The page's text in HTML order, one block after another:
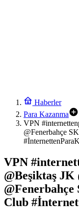
Haberler
Para Kazanma
VPN
@Fenerbahçe
VPN
@Beşiktaş JK
@Fenerbahçe
Club